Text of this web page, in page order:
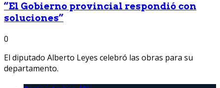
“El Gobierno provincial respondió con
soluciones”
0
El diputado Alberto Leyes celebró las obras para su
departamento.